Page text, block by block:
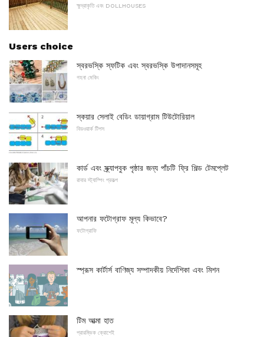
ক্ষুদ্রাকৃতি এবং DOLLHOUSES
Users choice
স্বরভস্কি স্ফটিক এবং স্বরভস্কি উপাদানসমূহ
গহনা মেকিং
স্কয়ার সেলাই বেডিং ডায়াগ্রাম টিউটোরিয়াল
বিডওয়ার্ক টিপস
কার্ড এবং স্ক্র্যাপবুক পৃষ্ঠার জন্য পাঁচটি ফ্রি শিল্ড টেমপ্লেট
রাবার স্ট্যাম্পিং প্রকল্প
আপনার ফটোগ্রাফ মূল্য কিভাবে?
ফটোগ্রাফি
স্প্রূস কার্টার্স বাণিজ্য সম্পাদকীয় নির্দেশিকা এবং মিশন
টিম আত্মা হাত
প্রারম্ভিক ক্রোশেই